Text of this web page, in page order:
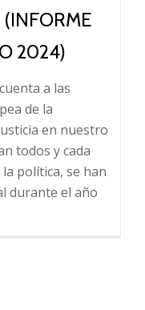
2024)
a las
de la
en nuestro
todos y cada
política, se han
durante el año